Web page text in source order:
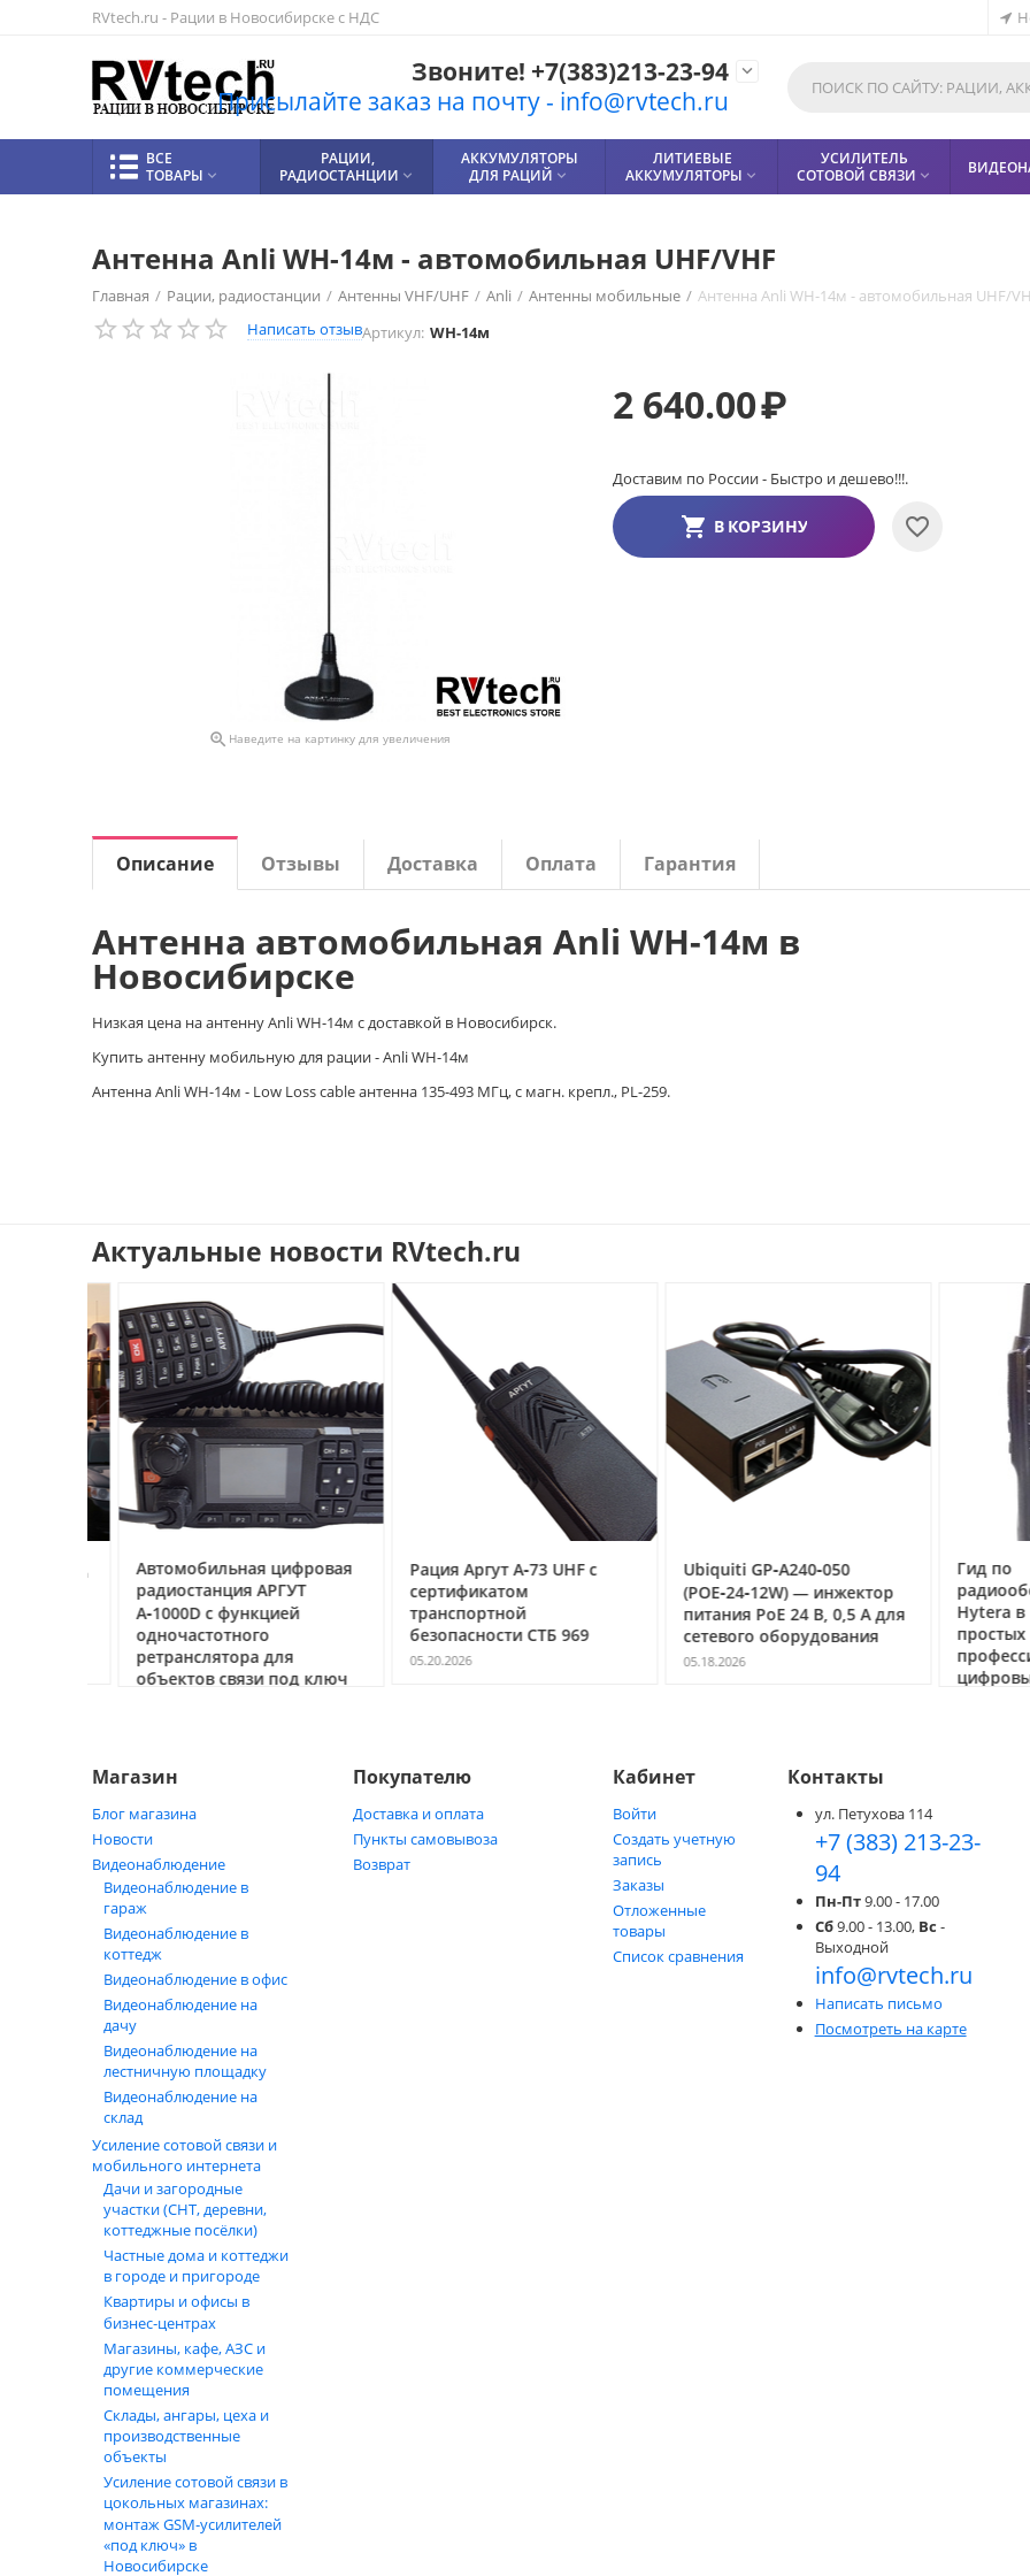
RVtech.ru - Рации в Новосибирске с НДС
Звоните! +7(383)213-23-94
Присылайте заказ на почту - info@rvtech.ru

ВСЕ
ТОВАРЫ 
РАЦИИ,
РАДИОСТАНЦИИ 
АККУМУЛЯТОРЫ
ДЛЯ РАЦИЙ 
ЛИТИЕВЫЕ
АККУМУЛЯТОРЫ 
УСИЛИТЕЛЬ
СОТОВОЙ СВЯЗИ 
Антенна Anli WH-14м - автомобильная UHF/VHF
Главная / Рации, радиостанции / Антенны VHF/UHF / Anli / Антенны мобильные / Антенна Anli WH-14м - автомобильная UHF/
Написать отзывАртикул: WH-14м
 Наведите на картинку для увеличения
2 640.00₽
Доставим по России - Быстро и дешево!!!.
В КОРЗИНУ
Описание Отзывы Доставка Оплата Гарантия
Антенна автомобильная Anli WH-14м в
Новосибирске
Низкая цена на антенну Anli WH-14м с доставкой в Новосибирск.
Купить антенну мобильную для рации - Anli WH-14м
Антенна Anli WH-14м - Low Loss cable антенна 135-493 MГц, с магн. крепл., PL-259.
Актуальные новости RVtech.ru
Автомобильная цифровая
радиостанция АРГУТ
А‑1000D с функцией
одночастотного
ретранслятора для
объектов связи под ключ
Рация Аргут А‑73 UHF с
сертификатом
транспортной
безопасности СТБ 969
05.20.2026
Ubiquiti GP‑A240‑050
(POE‑24‑12W) — инжектор
питания PoE 24 В, 0,5 А для
сетевого оборудования
05.18.2026
Гид по
Hytera в
простых
цифровых
Магазин
Блог магазина
Новости
Видеонаблюдение
Видеонаблюдение в
гараж
Видеонаблюдение в
коттедж
Видеонаблюдение в офис
Видеонаблюдение на
дачу
Видеонаблюдение на
лестничную площадку
Видеонаблюдение на
склад
Усиление сотовой связи и
мобильного интернета
Дачи и загородные
участки (СНТ, деревни,
коттеджные посёлки)
Частные дома и коттеджи
в городе и пригороде
Квартиры и офисы в
бизнес‑центрах
Магазины, кафе, АЗС и
другие коммерческие
помещения
Склады, ангары, цеха и
производственные
объекты
Усиление сотовой связи в
цокольных магазинах:
монтаж GSM‑усилителей
«под ключ» в
Новосибирске
Покупателю
Доставка и оплата
Пункты самовывоза
Возврат
Кабинет
Войти
Создать учетную
запись
Заказы
Отложенные
товары
Список сравнения
Контакты
ул. Петухова 114
+7 (383) 213-23-
94
Пн-Пт9.00 - 17.00
Сб9.00 - 13.00, Вс -
Выходной
info@rvtech.ru
Написать письмо
Посмотреть на карте